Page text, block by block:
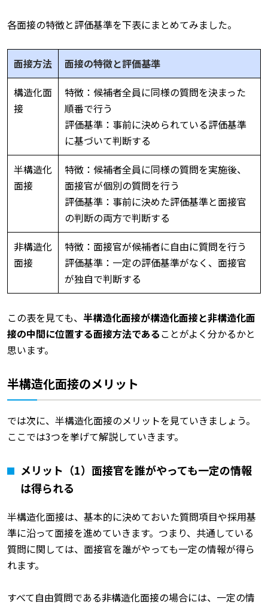
各面接の特徴と評価基準を下表にまとめてみました。
面接方法
面接の特徴と評価基準
構造化面
接
特徴：候補者全員に同様の質問を決まった
順番で行う
評価基準：事前に決められている評価基準
に基づいて判断する
半構造化
面接
特徴：候補者全員に同様の質問を実施後、
面接官が個別の質問を行う
評価基準：事前に決めた評価基準と面接官
の判断の両方で判断する
非構造化
面接
特徴：面接官が候補者に自由に質問を行う
評価基準：一定の評価基準がなく、面接官
が独自で判断する
この表を見ても、 半構造化面接が構造化面接と非構造化面
接の中間に位置する面接方法であることがよく分かるかと
思います。
半構造化面接のメリット
では次に、半構造化面接のメリットを見ていきましょう。
ここでは3つを挙げて解説していきます。
メリット（1）面接官を誰がやっても一定の情報
は得られる
半構造化面接は、基本的に決めておいた質問項目や採用基
準に沿って面接を進めていきます。つまり、共通している
質問に関しては、面接官を誰がやっても一定の情報が得ら
れます。
すべて自由質問である非構造化面接の場合には、一定の情